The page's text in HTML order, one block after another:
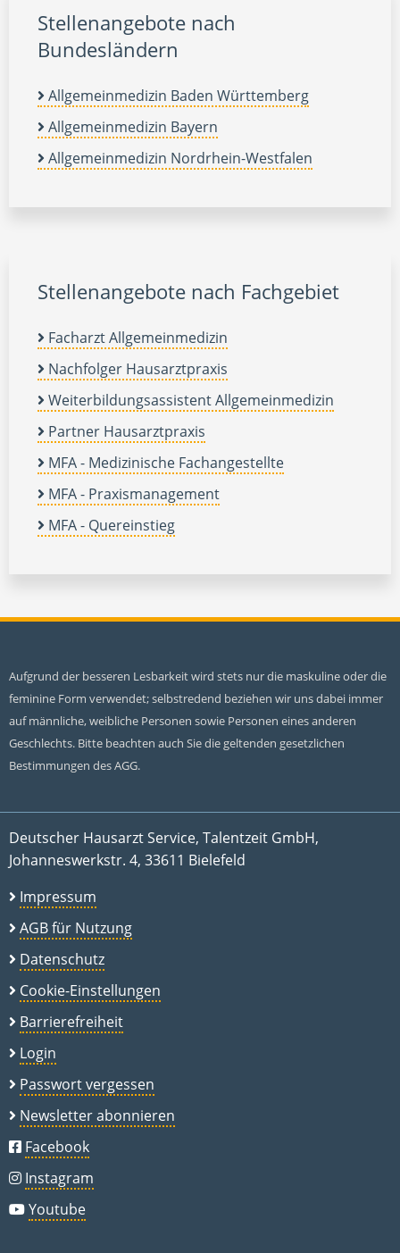
Stellenangebote nach
Bundesländern
Allgemeinmedizin Baden Württemberg
Allgemeinmedizin Bayern
Allgemeinmedizin Nordrhein-Westfalen
Stellenangebote nach Fachgebiet
Facharzt Allgemeinmedizin
Nachfolger Hausarztpraxis
Weiterbildungsassistent Allgemeinmedizin
Partner Hausarztpraxis
MFA - Medizinische Fachangestellte
MFA - Praxismanagement
MFA - Quereinstieg
Aufgrund der besseren Lesbarkeit wird stets nur die maskuline oder die
feminine Form verwendet; selbstredend beziehen wir uns dabei immer
auf männliche, weibliche Personen sowie Personen eines anderen
Geschlechts. Bitte beachten auch Sie die geltenden gesetzlichen
Bestimmungen des AGG.
Deutscher Hausarzt Service, Talentzeit GmbH,
Johanneswerkstr. 4, 33611 Bielefeld
Impressum
AGB für Nutzung
Datenschutz
Cookie-Einstellungen
Barrierefreiheit
Login
Passwort vergessen
Newsletter abonnieren
Facebook
Instagram
Youtube